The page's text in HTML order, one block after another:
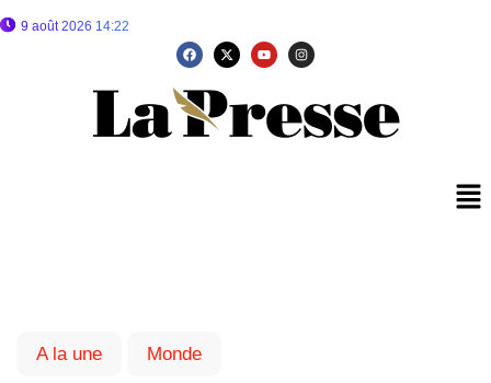
9 août 2026 14:22
A la une Monde